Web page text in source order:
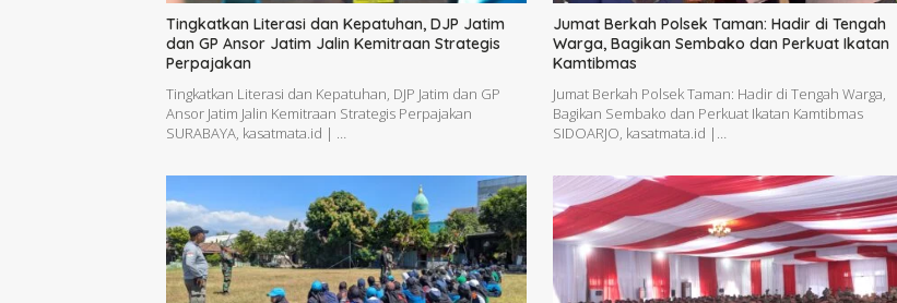
Tingkatkan Literasi dan Kepatuhan, DJP Jatim
dan GP Ansor Jatim Jalin Kemitraan Strategis
Perpajakan
Tingkatkan Literasi dan Kepatuhan, DJP Jatim dan GP
Ansor Jatim Jalin Kemitraan Strategis Perpajakan
SURABAYA, kasatmata.id | …
Jumat Berkah Polsek Taman: Hadir di Tengah
Warga, Bagikan Sembako dan Perkuat Ikatan
Kamtibmas
Jumat Berkah Polsek Taman: Hadir di Tengah Warga,
Bagikan Sembako dan Perkuat Ikatan Kamtibmas
SIDOARJO, kasatmata.id |…